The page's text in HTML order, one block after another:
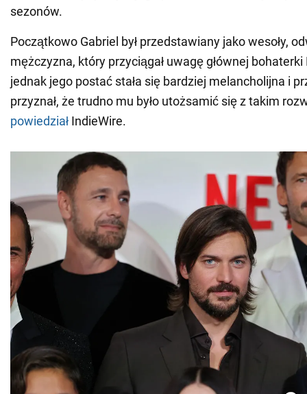
sezonów.
Początkowo Gabriel był przedstawiany jako wesoły,
mężczyzna, który przyciągał uwagę głównej bohaterki
jednak jego postać stała się bardziej melancholijna i
przyznał, że trudno mu było utożsamić się z takim
powiedział IndieWire.